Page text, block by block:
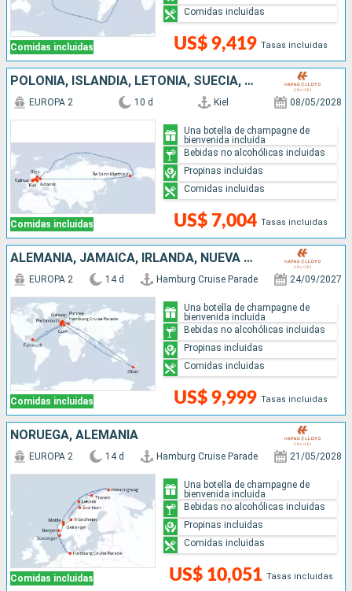
Comidas incluidas US$ 9,419 Tasas incluidas
Comidas incluidas
POLONIA, ISLANDIA, LETONIA, SUECIA, DINAMARCA, ALEMANIA
Comidas incluidas
EUROPA 2 10 d Kiel 08/05/2028
US$ 7,004 Tasas incluidas
Una botella de champagne de
bienvenida incluida
Bebidas no alcohólicas incluidas
Propinas incluidas
Comidas incluidas
ALEMANIA, JAMAICA, IRLANDA, NUEVA ZELANDA, REINO UNIDO
Comidas incluidas
EUROPA 2 14 d Hamburg Cruise Parade 24/09/2027
US$ 9,999 Tasas incluidas
Una botella de champagne de
bienvenida incluida
Bebidas no alcohólicas incluidas
Propinas incluidas
Comidas incluidas
NORUEGA, ALEMANIA
Comidas incluidas
EUROPA 2 14 d Hamburg Cruise Parade 21/05/2028
US$ 10,051 Tasas incluidas
Una botella de champagne de
bienvenida incluida
Bebidas no alcohólicas incluidas
Propinas incluidas
Comidas incluidas